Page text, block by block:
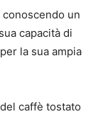
conoscendo un
capacità di
la sua ampia
del caffè tostato